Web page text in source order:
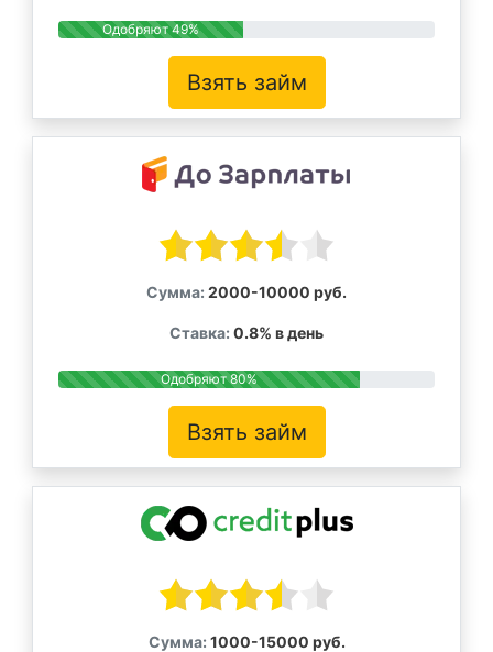
Одобряют 49%
Взять займ
Сумма: 2000-10000 руб.
Ставка: 0.8% в день
Одобряют 80%
Взять займ
Сумма: 1000-15000 руб.